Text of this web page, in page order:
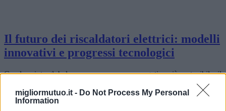
migliormutuo.it - Do Not Process My Personal
Information
Il futuro dei riscaldatori elettrici: modelli
innovativi e progressi tecnologici
Con la spinta globale verso un consumo energetico più sostenibile, il
mercato dei riscaldatori elettrici sta vivendo un'ondata di modelli
innovativi e progressi tecnologici. Con l'avvicinarsi del 2025, ai
consumatori si presenta una vasta gamma di opzioni che promettono